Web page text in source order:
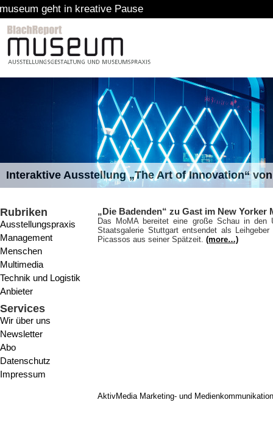
Pause
Interaktive Ausstellung „The Art of Innovation“
Rubriken
Ausstellungspraxis
Management
Menschen
Multimedia
Technik und Logistik
Anbieter
Services
Wir über uns
Newsletter
Abo
Datenschutz
Impressum
„Die Badenden“ zu Gast im New Yorker
Das MoMA bereitet eine große Schau in
Staatsgalerie Stuttgart entsendet als
Picassos aus seiner Spätzeit. (more…)
AktivMedia Marketing- und